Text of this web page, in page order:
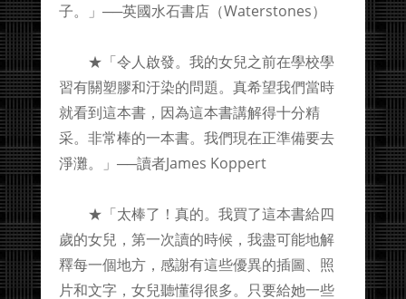
子。」──英國水石書店（Waterstones）
★「令人啟發。我的女兒之前在學校學
習有關塑膠和汙染的問題。真希望我們當時
就看到這本書，因為這本書講解得十分精
采。非常棒的一本書。我們現在正準備要去
淨灘。」──讀者James Koppert
★「太棒了！真的。我買了這本書給四
歲的女兒，第一次讀的時候，我盡可能地解
釋每一個地方，感謝有這些優異的插圖、照
片和文字，女兒聽懂得很多。只要給她一些